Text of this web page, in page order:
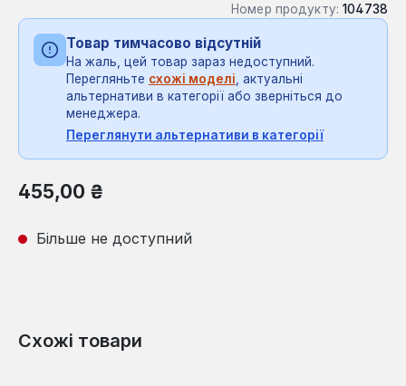
Номер продукту: 104738
Товар тимчасово відсутній
На жаль, цей товар зараз недоступний.
Перегляньте схожі моделі , актуальні
альтернативи в категорії або зверніться до
менеджера.
Переглянути альтернативи в категорії
Звичайна ціна:
455,00 ₴
Більше не доступний
Схожі товари